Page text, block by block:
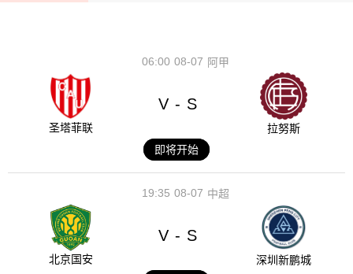
08-07
06:00 阿甲
圣塔菲联
V - S
拉努斯
即将开始
08-07
19:35 中超
北京国安
V - S
深圳新鹏城